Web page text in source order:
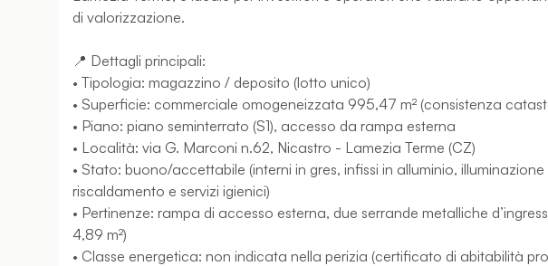
di valorizzazione.
📍 Dettagli principali:
• Tipologia: magazzino / deposito (lotto unico)
• Superficie: commerciale omogeneizzata 995,47 m² (consistenza
• Piano: piano seminterrato (S1), accesso da rampa esterna
• Località: via G. Marconi n.62, Nicastro - Lamezia Terme (CZ)
• Stato: buono/accettabile (interni in gres, infissi in alluminio,
riscaldamento e servizi igienici)
• Pertinenze: rampa di accesso esterna, due serrande metalliche
4,89 m²)
• Classe energetica: non indicata nella perizia (certificato di abitabilità